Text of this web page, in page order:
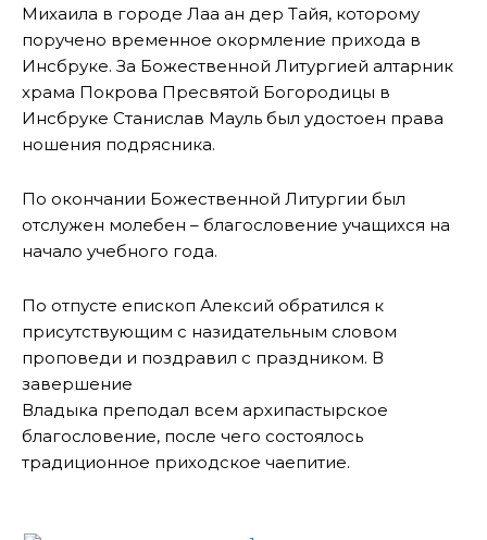
Михаила в городе Лаа ан дер Тайя, которому
поручено временное окормление прихода в
Инсбруке. За Божественной Литургией алтарник
храма Покрова Пресвятой Богородицы в
Инсбруке Станислав Мауль был удостоен права
ношения подрясника.
По окончании Божественной Литургии был
отслужен молебен – благословение учащихся на
начало учебного года.
По отпусте епископ Алексий обратился к
присутствующим с назидательным словом
проповеди и поздравил с праздником. В
завершение
Владыка преподал всем архипастырское
благословение, после чего состоялось
традиционное приходское чаепитие.